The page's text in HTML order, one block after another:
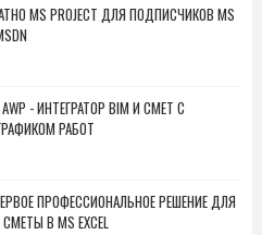
MS PROJECT ДЛЯ ПОДПИСЧИКОВ MS
AWP - ИНТЕГРАТОР BIM И СМЕТ С
РАБОТ
ПЕРВОЕ ПРОФЕССИОНАЛЬНОЕ РЕШЕНИЕ ДЛЯ
В MS EXCEL